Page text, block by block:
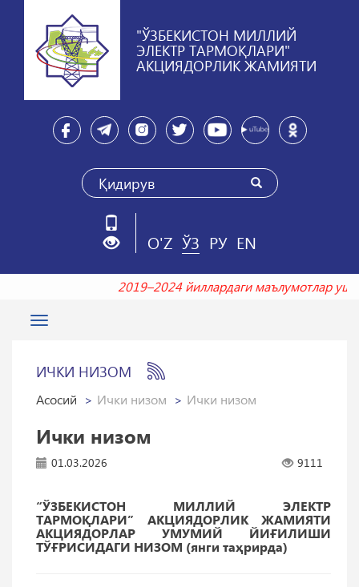
"ЎЗБЕКИСТОН МИЛЛИЙ
ЭЛЕКТР ТАРМОҚЛАРИ"
АКЦИЯДОРЛИК ЖАМИЯТИ
O'Z ЎЗ РУ EN
2019–2024 йиллардаги маълумотлар
Toggle
ИЧКИ НИЗОМ
Асосий Ички низом Ички низом
Ички низом
01.03.2026 9111
“ЎЗБEКИСТОН МИЛЛИЙ ЭЛEКТР
ТАРМОҚЛАРИ” АКЦИЯДОРЛИК ЖАМИЯТИ
АКЦИЯДОРЛАР УМУМИЙ ЙИҒИЛИШИ
ТЎҒРИСИДАГИ НИЗОМ (янги таҳрирда)